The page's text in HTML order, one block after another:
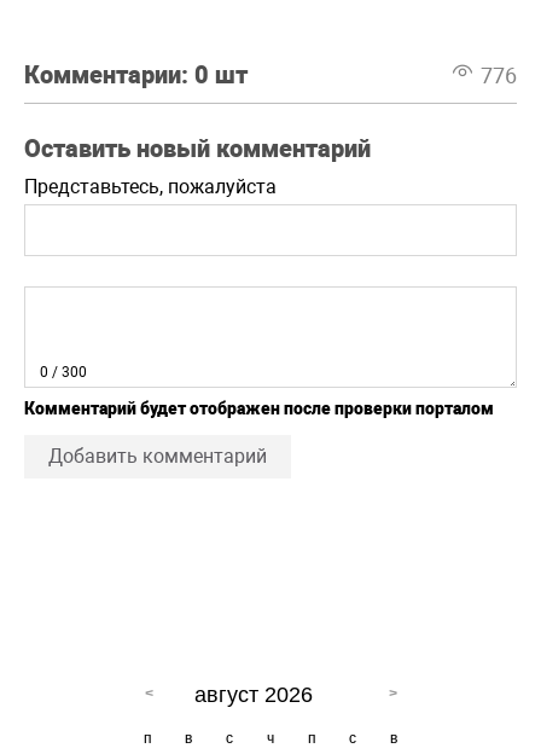
Комментарии: 0 шт 776
Оставить новый комментарий
Представьтесь, пожалуйста
0 / 300
Комментарий будет отображен после проверки порталом
Добавить комментарий
август 2026
п в с ч п с в